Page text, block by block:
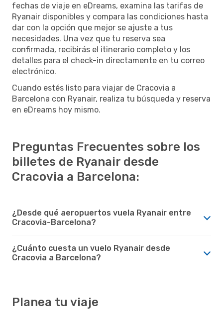
fechas de viaje en eDreams, examina las tarifas de
Ryanair disponibles y compara las condiciones hasta
dar con la opción que mejor se ajuste a tus
necesidades. Una vez que tu reserva sea
confirmada, recibirás el itinerario completo y los
detalles para el check-in directamente en tu correo
electrónico.
Cuando estés listo para viajar de Cracovia a
Barcelona con Ryanair, realiza tu búsqueda y reserva
en eDreams hoy mismo.
Preguntas Frecuentes sobre los
billetes de Ryanair desde
Cracovia a Barcelona:
¿Desde qué aeropuertos vuela Ryanair entre
Cracovia-Barcelona?
¿Cuánto cuesta un vuelo Ryanair desde
Cracovia a Barcelona?
Planea tu viaje